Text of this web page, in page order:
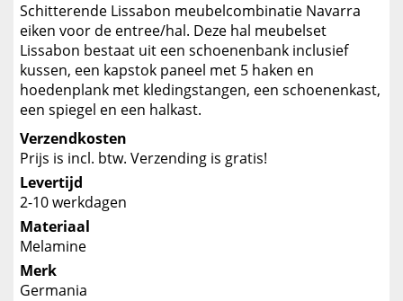
Schitterende Lissabon meubelcombinatie Navarra
eiken voor de entree/hal. Deze hal meubelset
Lissabon bestaat uit een schoenenbank inclusief
kussen, een kapstok paneel met 5 haken en
hoedenplank met kledingstangen, een schoenenkast,
een spiegel en een halkast.
Verzendkosten
Prijs is incl. btw. Verzending is gratis!
Levertijd
2-10 werkdagen
Materiaal
Melamine
Merk
Germania